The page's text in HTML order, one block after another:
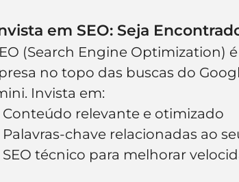
em SEO: Seja
(Search Engine Optimization)
no topo das buscas do
Invista em:
Conteúdo relevante e otimizado
Palavras-chave relacionadas ao
SEO técnico para melhorar